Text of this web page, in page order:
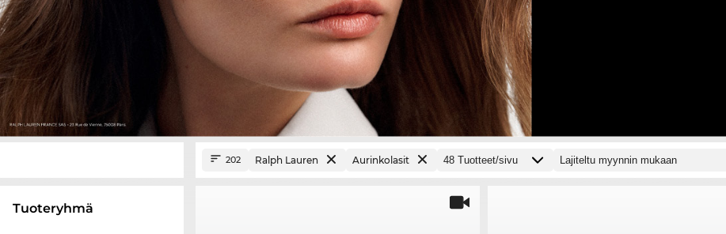
Tuoteryhmä
202 Ralph Lauren Aurinkolasit